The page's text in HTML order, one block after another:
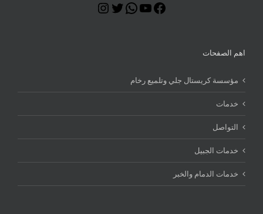
Facebook
YouTube
WhatsApp
Twitter
اهم الصفحات
مؤسسة كريستال جلي وتلميع رخام
خدمات
التواصل
خدمات الجبيل
خدمات الدمام والخبر